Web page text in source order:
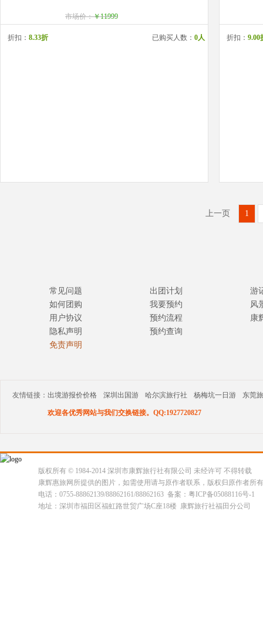
市场价：￥11999
折扣： 8.33折 已购买人数： 0人 折扣： 9.00
上一页 1
常见问题
如何团购
用户协议
隐私声明
免责声明
出团计划
我要预约
预约流程
预约查询
游
风
康
友情链接： 出境游报价价格 深圳出国游 哈尔滨旅行社 杨梅坑一日游 东莞
欢迎各优秀网站与我们交换链接。QQ:1927720827
版权所有 © 1984-2014 深圳市康辉旅行社有限公司 未经许可 不得转载
康辉惠旅网所提供的图片，如需使用请与原作者联系，版权归原作者所
电话：0755-88862139/88862161/88862163 备案：粤ICP备05088116号-1
地址：深圳市福田区福虹路世贸广场C座18楼 康辉旅行社福田分公司